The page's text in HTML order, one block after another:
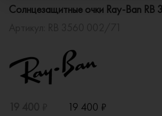
Солнцезащитные очки Ray-Ban
19 400 ₽